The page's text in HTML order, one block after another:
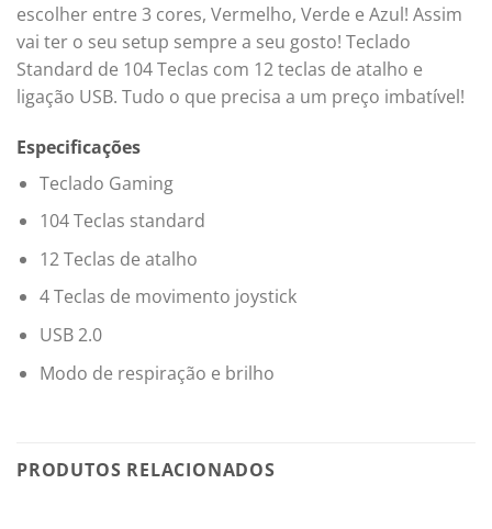
escolher entre 3 cores, Vermelho, Verde e Azul! Assim
vai ter o seu setup sempre a seu gosto! Teclado
Standard de 104 Teclas com 12 teclas de atalho e
ligação USB. Tudo o que precisa a um preço imbatível!
Especificações
Teclado Gaming
104 Teclas standard
12 Teclas de atalho
4 Teclas de movimento joystick
USB 2.0
Modo de respiração e brilho
PRODUTOS RELACIONADOS